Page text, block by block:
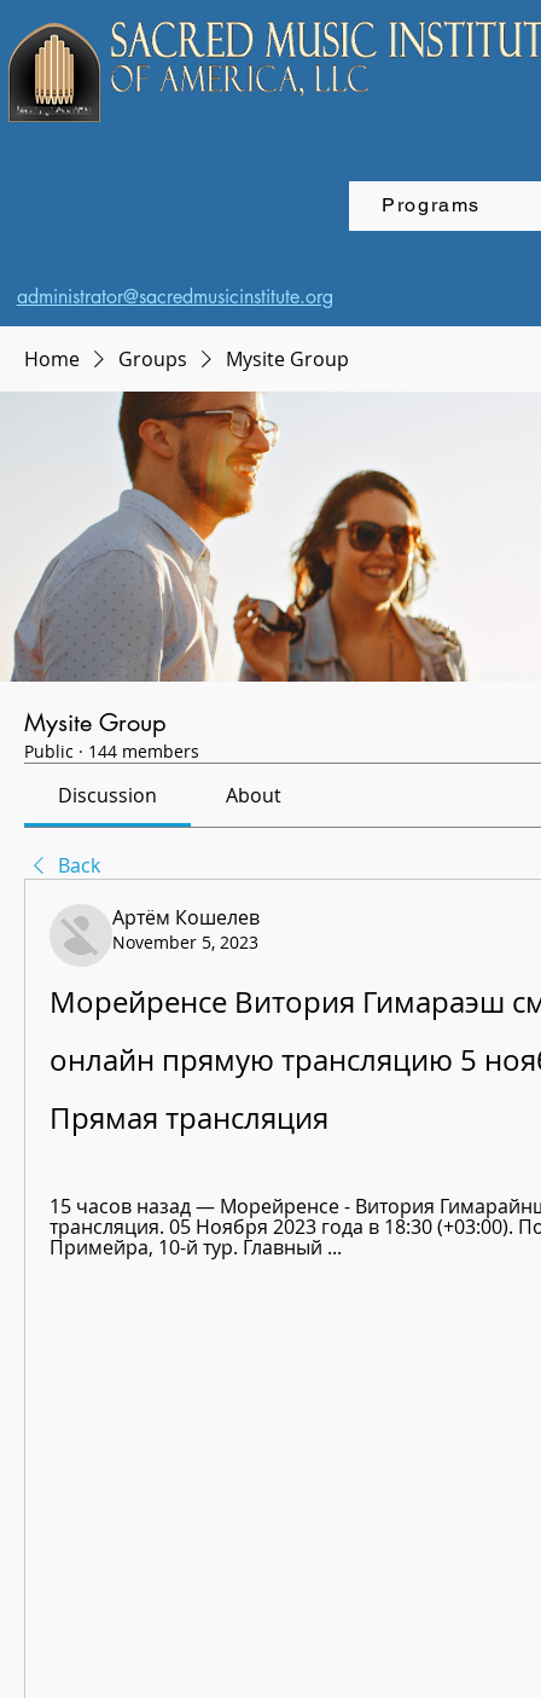
Programs
administrator@sacredmusicinstitute.org
Home Groups Mysite Group
Mysite Group
Public · 144 members
Discussion About
Back
Артём Кошелев
November 5, 2023
Морейренсе Витория Гимараэш
онлайн прямую трансляцию 5
Прямая трансляция
15 часов назад — Морейренсе - Витория
трансляция. 05 Ноября 2023 года в 18:30 (+03:00).
Примейра, 10-й тур. Главный ...